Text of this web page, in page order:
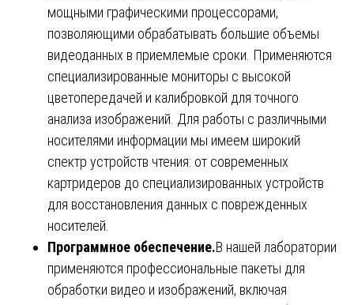
мощными графическими процессорами,
позволяющими обрабатывать большие объемы
видеоданных в приемлемые сроки. Применяются
специализированные мониторы с высокой
цветопередачей и калибровкой для точного
анализа изображений. Для работы с различными
носителями информации мы имеем широкий
спектр устройств чтения: от современных
картридеров до специализированных устройств
для восстановления данных с поврежденных
носителей.
Программное обеспечение.В нашей лаборатории
применяются профессиональные пакеты для
обработки видео и изображений, включая